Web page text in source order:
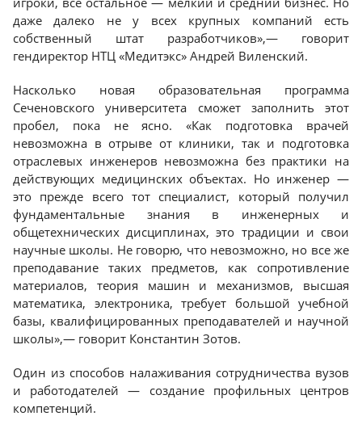
даже далеко не у всех крупных компаний есть
собственный штат разработчиков»,— говорит
гендиректор НТЦ «Медитэкс» Андрей Виленский.
Насколько новая образовательная программа
Сеченовского университета сможет заполнить этот
пробел, пока не ясно. «Как подготовка врачей
невозможна в отрыве от клиники, так и подготовка
отраслевых инженеров невозможна без практики на
действующих медицинских объектах. Но инженер —
это прежде всего тот специалист, который получил
фундаментальные знания в инженерных и
общетехнических дисциплинах, это традиции и свои
научные школы. Не говорю, что невозможно, но все же
преподавание таких предметов, как сопротивление
материалов, теория машин и механизмов, высшая
математика, электроника, требует большой учебной
базы, квалифицированных преподавателей и научной
школы»,— говорит Константин Зотов.
Один из способов налаживания сотрудничества вузов
и работодателей — создание профильных центров
компетенций.